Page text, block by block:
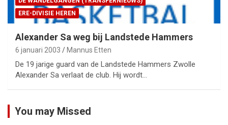
ERE-DIVISIE HEREN
Alexander Sa weg bij Landstede Hammers
6 januari 2003 Mannus Etten
De 19 jarige guard van de Landstede Hammers Zwolle
Alexander Sa verlaat de club. Hij wordt…
You may Missed